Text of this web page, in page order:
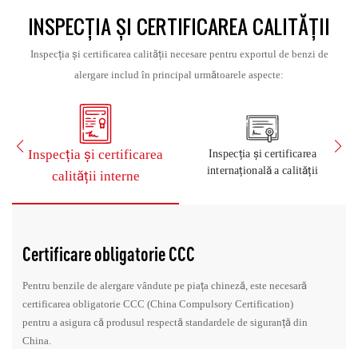
INSPECȚIA ȘI CERTIFICAREA CALITĂȚII
Inspecția și certificarea calității necesare pentru exportul de benzi de
alergare includ în principal următoarele aspecte:
Inspecția și certificarea
calității interne
Inspecția și certificarea
internațională a calității
Certificare obligatorie CCC
Pentru benzile de alergare vândute pe piața chineză, este necesară
certificarea obligatorie CCC (China Compulsory Certification)
pentru a asigura că produsul respectă standardele de siguranță din
China.